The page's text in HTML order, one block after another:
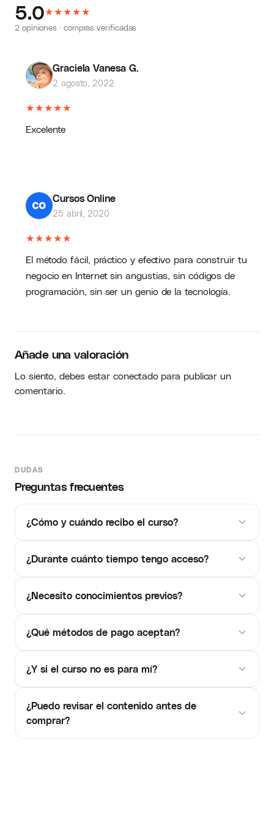
5.0★★★★★
2 opiniones · compras verificadas
Graciela Vanesa G.
2 agosto, 2022
★★★★★
Excelente
Cursos Online
25 abril, 2020
★★★★★
El método fácil, práctico y efectivo para construir tu
negocio en Internet sin angustias, sin códigos de
programación, sin ser un genio de la tecnología.
Añade una valoración
Lo siento, debes estarconectadopara publicar un
comentario.
DUDAS
Preguntas frecuentes
¿Cómo y cuándo recibo el curso?
¿Durante cuánto tiempo tengo acceso?
¿Necesito conocimientos previos?
¿Qué métodos de pago aceptan?
¿Y si el curso no es para mí?
¿Puedo revisar el contenido antes de
comprar?